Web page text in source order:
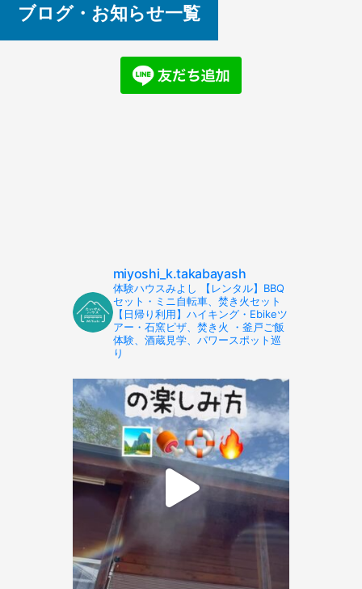
ブログ・お知らせ一覧
miyoshi_k.takabayash
体験ハウスみよし 【レンタル】BBQ
セット・ミニ自転車、焚き火セット
【日帰り利用】ハイキング・Ebikeツ
アー・石窯ピザ、焚き火 ・釜戸ご飯
体験、酒蔵見学、パワースポット巡
り